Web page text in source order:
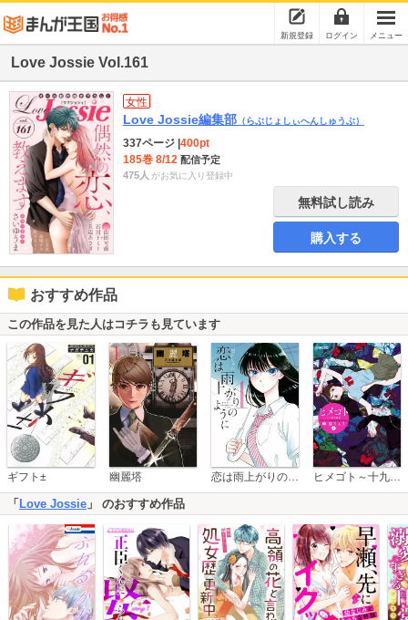
新規登録 ログイン メニュー
Love Jossie Vol.161
女性
Love Jossie編集部 （らぶじょしぃへんしゅうぶ）
337ページ 400pt
185巻 8/12 配信予定
475人 がお気に入り登録中
無料試し読み
購入する
おすすめ作品
この作品を見た人はコチラも見ています
ギフト± 幽麗塔 恋は雨上がりのように ヒメゴト～十九歳の制服～
「 Love Jossie 」 のおすすめ作品